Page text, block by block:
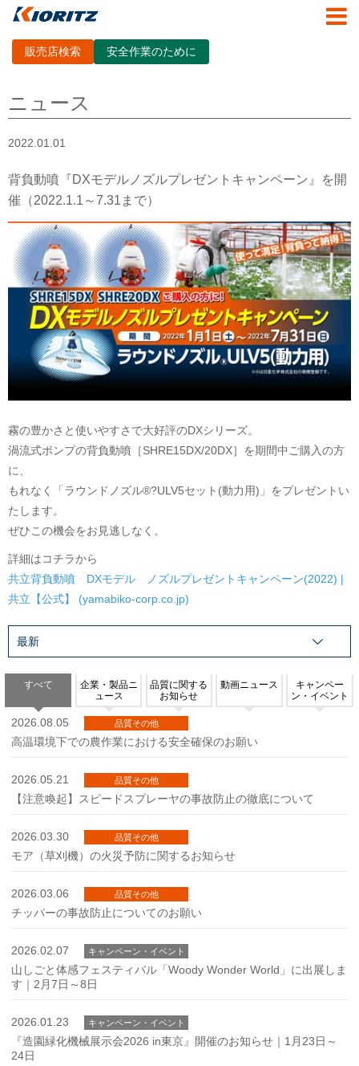
販売店検索 安全作業のために
ニュース
2022.01.01
背負動噴『DXモデルノズルプレゼントキャンペーン』を開
催（2022.1.1～7.31まで）
霧の豊かさと使いやすさで大好評のDXシリーズ。
渦流式ポンプの背負動噴［SHRE15DX/20DX］を期間中ご購入の方
に、
もれなく「ラウンドノズル®?ULV5セット(動力用)」をプレゼントい
たします。
ぜひこの機会をお見逃しなく。
詳細はコチラから
共立背負動噴 DXモデル ノズルプレゼントキャンペーン(2022) |
共立【公式】 (yamabiko-corp.co.jp)
すべて
企業・製品ニ
ュース
品質に関する
お知らせ
動画ニュース
キャンペー
ン・イベント
2026.08.05 品質その他
高温環境下での農作業における安全確保のお願い
2026.05.21 品質その他
【注意喚起】スピードスプレーヤの事故防止の徹底について
2026.03.30 品質その他
モア（草刈機）の火災予防に関するお知らせ
2026.03.06 品質その他
チッパーの事故防止についてのお願い
2026.02.07 キャンペーン・イベント
山しごと体感フェスティバル「Woody Wonder World」に出展しま
す｜2月7日～8日
2026.01.23 キャンペーン・イベント
『造園緑化機械展示会2026 in東京』開催のお知らせ｜1月23日～
24日